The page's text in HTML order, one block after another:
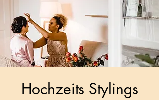
Hochzeits Stylings